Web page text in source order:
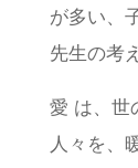
が多い、
先生の考
愛 は、世
人々を、